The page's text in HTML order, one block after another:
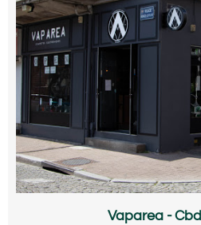
Vaparea -